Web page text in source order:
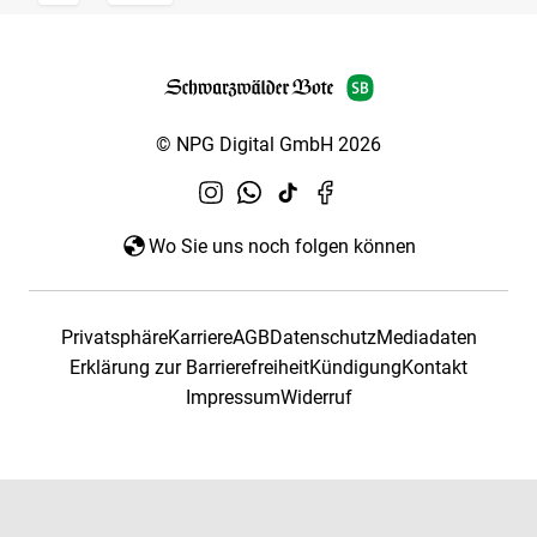
© NPG Digital GmbH 2026
Wo Sie uns noch folgen können
PrivatsphäreKarriereAGBDatenschutzMediadaten
Erklärung zur BarrierefreiheitKündigungKontakt
ImpressumWiderruf